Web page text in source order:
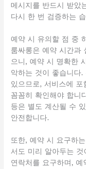
메시지를 반드시 받았
다시 한 번 검증하는
예약 시 유의할 점 중
룸싸롱은 예약 시간과
으니, 예약 시 명확한
악하는 것이 좋습니다
있으므로, 서비스에
꼼꼼히 확인해야 합니
등은 별도 계산될 수
안전합니다.
또한, 예약 시 요구하
서도 미리 알아두는
연락처를 요구하며,